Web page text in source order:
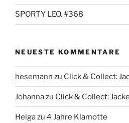
SPORTY LEO. #368
NEUESTE KOMMENTARE
hesemann zu Click & Collect:
Johannazu Click & Collect:
Helgazu 4 Jahre Klamotte